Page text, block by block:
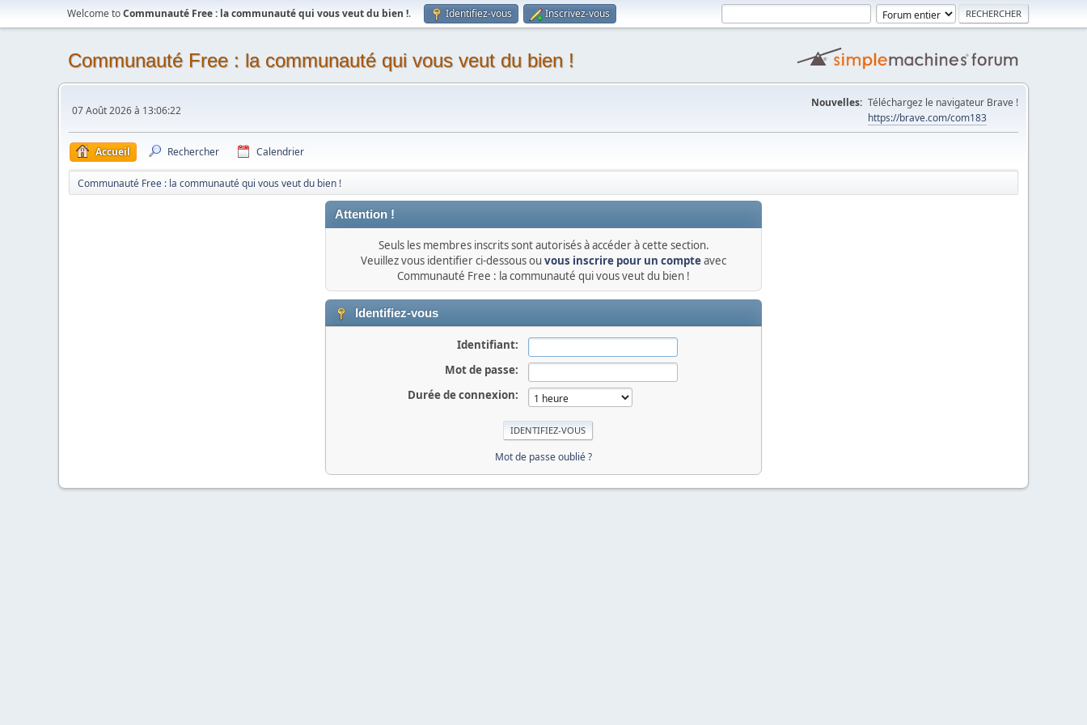
Welcome toCommunauté Free : la communauté qui vous veut du bien !. Identifiez-vous Inscrivez-vous
Communauté Free : la communauté qui vous veut du bien !
07 Août 2026 à 13:06:22
Nouvelles: Téléchargez le navigateur Brave !
https://brave.com/com183
Accueil Rechercher Calendrier
Communauté Free : la communauté qui vous veut du bien !
Attention !
Seuls les membres inscrits sont autorisés à accéder à cette section.
Veuillez vous identifier ci-dessous ou vous inscrire pour un compteavec
Communauté Free : la communauté qui vous veut du bien !
Identifiez-vous
Identifiant:
Mot de passe:
Durée de connexion:
Mot de passe oublié ?